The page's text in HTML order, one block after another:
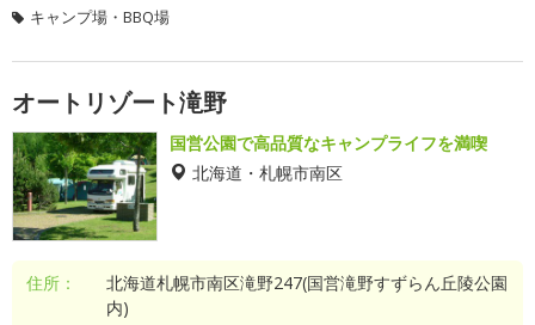
キャンプ場・BBQ場
オートリゾート滝野
国営公園で高品質なキャンプライフを満喫
北海道・札幌市南区
住所：
北海道札幌市南区滝野247(国営滝野すずらん丘陵公園
内)